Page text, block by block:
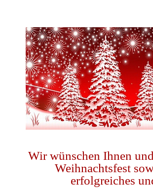
Wir wünschen Ihnen
Weihnachtsfest
erfolgreiches